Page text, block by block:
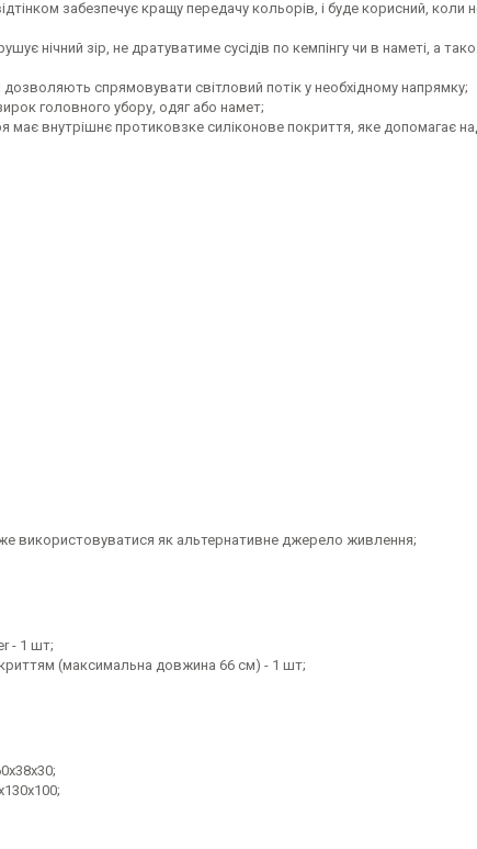
забезпечує кращу передачу кольорів, і буде корисний, коли
нічний зір, не дратуватиме сусідів по кемпінгу чи в наметі, а
дозволяють спрямовувати світловий потік у необхідному напрямку;
головного убору, одяг або намет;
має внутрішнє протиковзке силіконове покриття, яке допомагає
використовуватися як альтернативне джерело живлення;
- 1 шт;
(максимальна довжина 66 см) - 1 шт;